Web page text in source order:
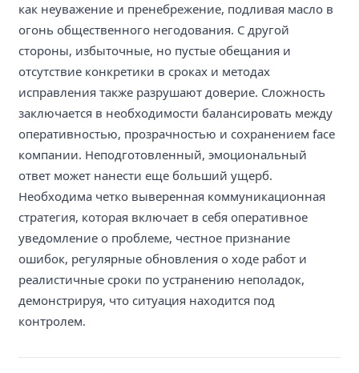
как неуважение и пренебрежение, подливая масло в
огонь общественного негодования. С другой
стороны, избыточные, но пустые обещания и
отсутствие конкретики в сроках и методах
исправления также разрушают доверие. Сложность
заключается в необходимости балансировать между
оперативностью, прозрачностью и сохранением face
компании. Неподготовленный, эмоциональный
ответ может нанести еще больший ущерб.
Необходима четко выверенная коммуникационная
стратегия, которая включает в себя оперативное
уведомление о проблеме, честное признание
ошибок, регулярные обновления о ходе работ и
реалистичные сроки по устранению неполадок,
демонстрируя, что ситуация находится под
контролем.